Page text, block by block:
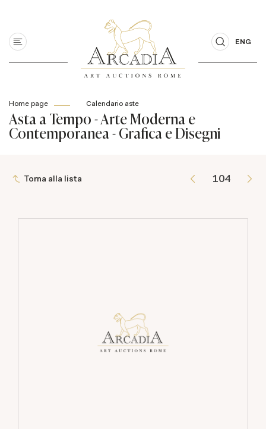
ENG
Home page Calendario aste
Asta a Tempo - Arte Moderna e
Contemporanea - Grafica e Disegni
Torna alla lista